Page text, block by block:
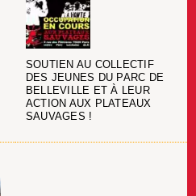
SOUTIEN AU COLLECTIF
DES JEUNES DU PARC DE
BELLEVILLE ET À LEUR
ACTION AUX PLATEAUX
SAUVAGES !